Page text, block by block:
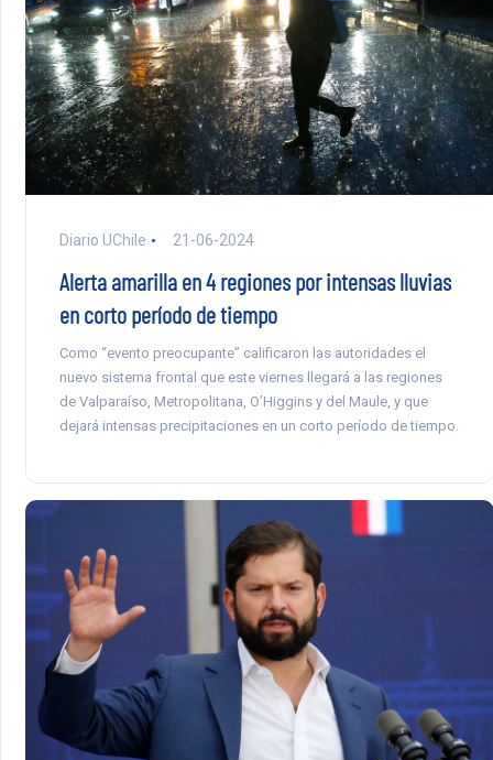
Diario UChile 21-06-2024
Alerta amarilla en 4 regiones por intensas lluvias
en corto período de tiempo
Como “evento preocupante” calificaron las autoridades el
nuevo sistema frontal que este viernes llegará a las regiones
de Valparaíso, Metropolitana, O’Higgins y del Maule, y que
dejará intensas precipitaciones en un corto período de tiempo.